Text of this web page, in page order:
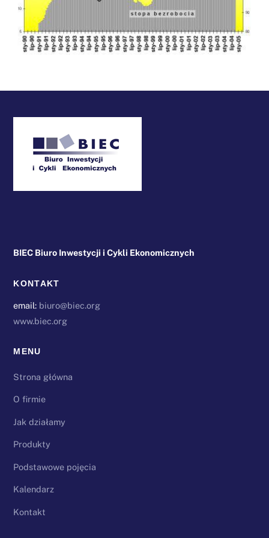
BIEC Biuro Inwestycji i Cykli Ekonomicznych
KONTAKT
email: biuro@biec.org
www.biec.org
MENU
Strona główna
O firmie
Jak działamy
Produkty
Podstawowe pojęcia
Kalendarz
Kontakt